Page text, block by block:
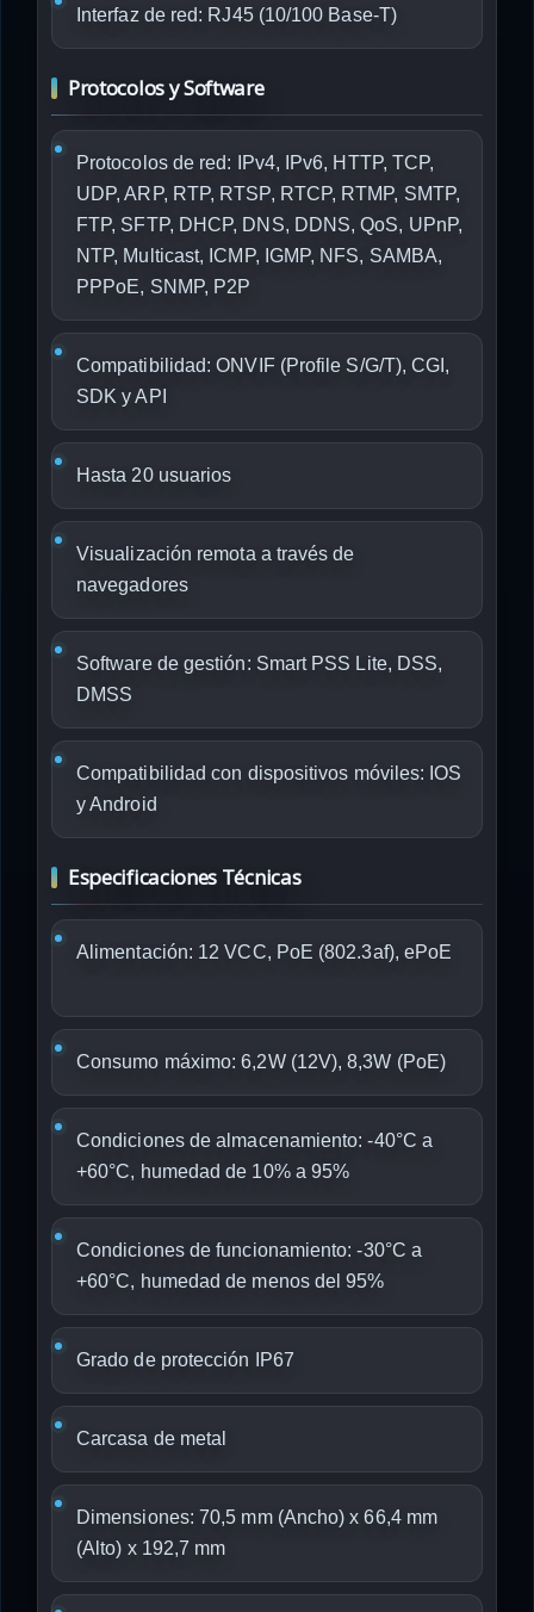
Interfaz de red: RJ45 (10/100 Base-T)
Protocolos y Software
Protocolos de red: IPv4, IPv6, HTTP, TCP,
UDP, ARP, RTP, RTSP, RTCP, RTMP, SMTP,
FTP, SFTP, DHCP, DNS, DDNS, QoS, UPnP,
NTP, Multicast, ICMP, IGMP, NFS, SAMBA,
PPPoE, SNMP, P2P
Compatibilidad: ONVIF (Profile S/G/T), CGI,
SDK y API
Hasta 20 usuarios
Visualización remota a través de
navegadores
Software de gestión: Smart PSS Lite, DSS,
DMSS
Compatibilidad con dispositivos móviles: IOS
y Android
Especificaciones Técnicas
Alimentación: 12 VCC, PoE (802.3af), ePoE
Consumo máximo: 6,2W (12V), 8,3W (PoE)
Condiciones de almacenamiento: -40°C a
+60°C, humedad de 10% a 95%
Condiciones de funcionamiento: -30°C a
+60°C, humedad de menos del 95%
Grado de protección IP67
Carcasa de metal
Dimensiones: 70,5 mm (Ancho) x 66,4 mm
(Alto) x 192,7 mm